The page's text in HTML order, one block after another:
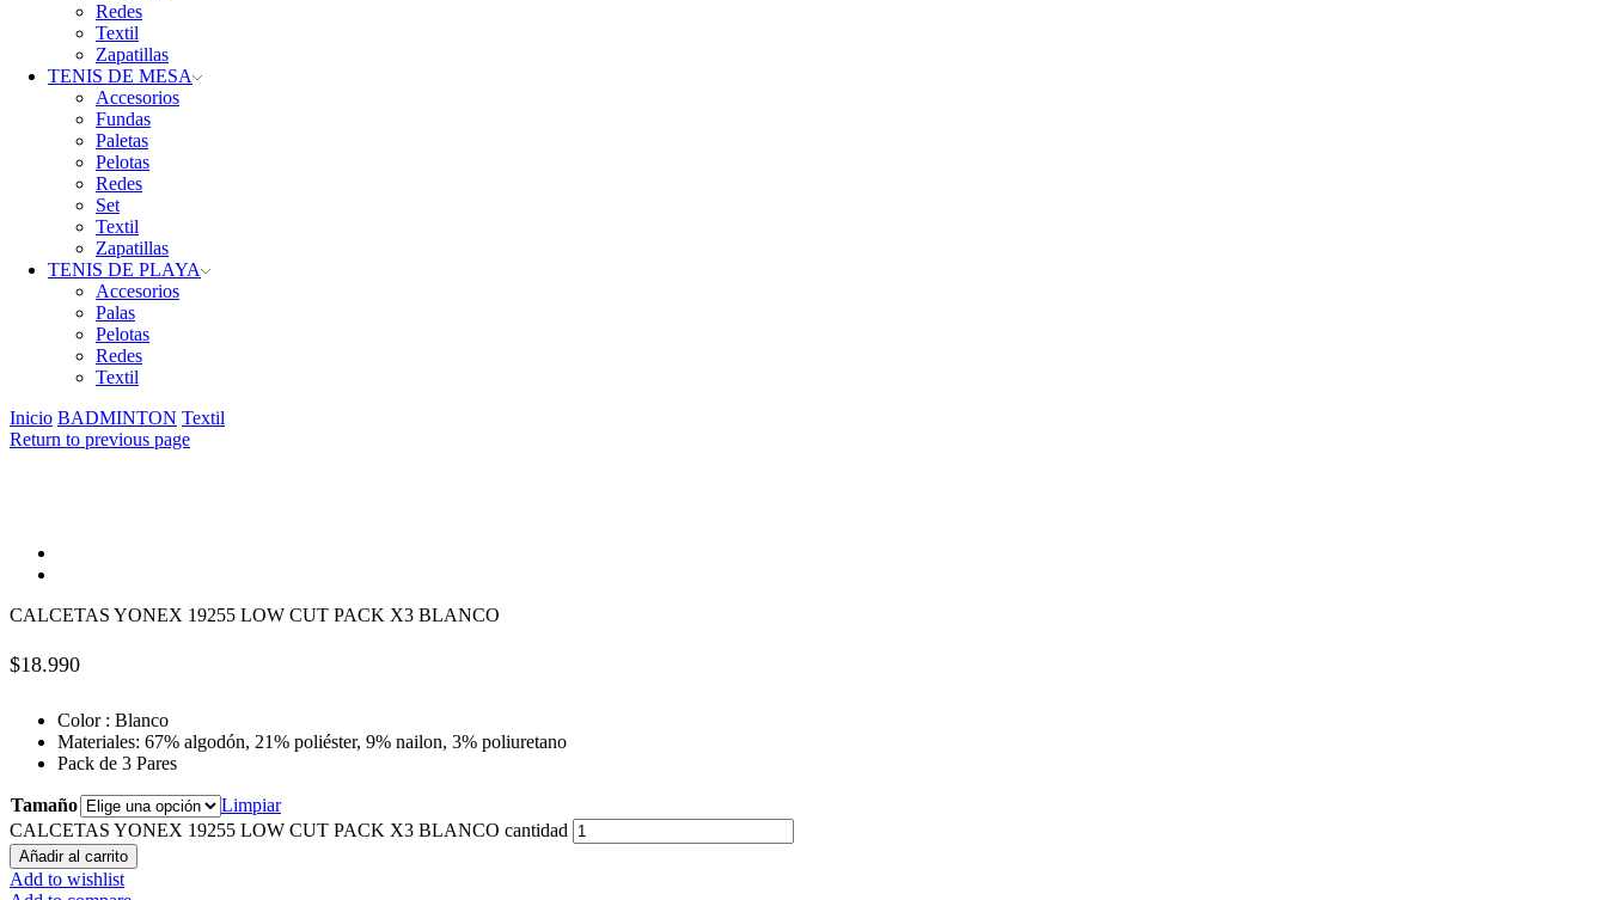
Redes
Textil
Zapatillas
TENIS DE MESA
Accesorios
Fundas
Paletas
Pelotas
Redes
Set
Textil
Zapatillas
TENIS DE PLAYA
Accesorios
Palas
Pelotas
Redes
Textil
Inicio BADMINTON Textil
Return to previous page
CALCETAS YONEX 19255 LOW CUT PACK X3 BLANCO
$18.990
Color : Blanco
Materiales: 67% algodón, 21% poliéster, 9% nailon, 3% poliuretano
Pack de 3 Pares
Tamaño
Limpiar
CALCETAS YONEX 19255 LOW CUT PACK X3 BLANCO cantidad
Añadir al carrito
Add to wishlist